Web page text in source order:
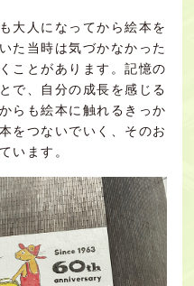
大人になってから絵本を
た当時は気づかなかった
ことがあります。記憶の
で、自分の成長を感じる
らも絵本に触れるきっか
をつないでいく、そのお
います。